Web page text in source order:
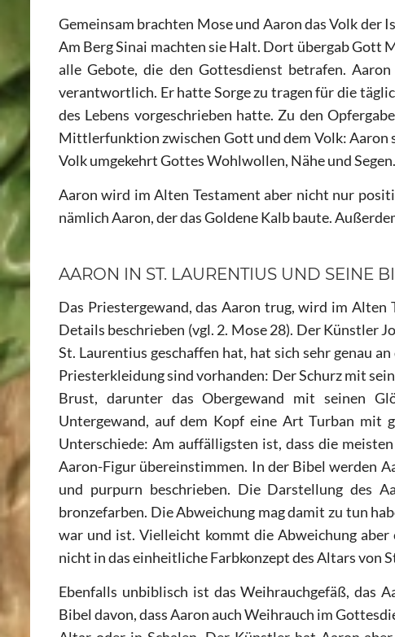
Gemeinsam brachten Mose und Aaron das Volk der
Am Berg Sinai machten sie Halt. Dort übergab Gott
alle Gebote, die den Gottesdienst betrafen.
verantwortlich. Er hatte Sorge zu tragen für die
des Lebens vorgeschrieben hatte. Zu den
Mittlerfunktion zwischen Gott und dem Volk: Aaron
Volk umgekehrt Gottes Wohlwollen, Nähe und Segen.
Aaron wird im Alten Testament aber nicht nur
nämlich Aaron, der das Goldene Kalb baute.
AARON IN ST. LAURENTIUS UND SEINE
Das Priestergewand, das Aaron trug, wird im Alten
Details beschrieben (vgl. 2. Mose 28). Der Künstler
St. Laurentius geschaffen hat, hat sich sehr genau
Priesterkleidung sind vorhanden: Der Schurz mit
Brust, darunter das Obergewand mit seinen
Untergewand, auf dem Kopf eine Art Turban mit
Unterschiede: Am auffälligsten ist, dass die
Aaron-Figur übereinstimmen. In der Bibel werden
und purpurn beschrieben. Die Darstellung des
bronzefarben. Die Abweichung mag damit zu tun
war und ist. Vielleicht kommt die Abweichung
nicht in das einheitliche Farbkonzept des Altars von
Ebenfalls unbiblisch ist das Weihrauchgefäß, das
Bibel davon, dass Aaron auch Weihrauch im